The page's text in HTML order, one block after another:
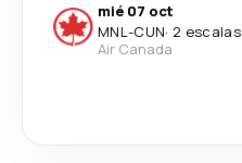
mié 07 oct
MNL-CUN· 2 escalas
Air Canada